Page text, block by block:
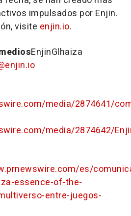
impulsados por Enjin.
visite enjin.io.
EnjinGlhaiza
media/2874641/
media/2874642/
es/
essence-of-the-
entre-juegos-